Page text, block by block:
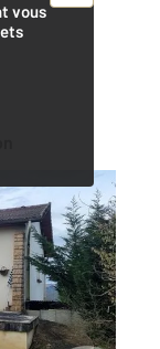
vous